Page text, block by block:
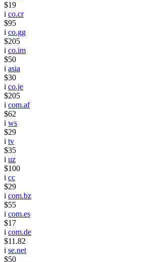
$19
i co.cr
$95
i co.gg
$205
i co.im
$50
i asia
$30
i co.je
$205
i com.af
$62
i ws
$29
i tv
$35
i uz
$100
i cc
$29
i com.bz
$55
i com.es
$17
i com.de
$11.82
i se.net
$50